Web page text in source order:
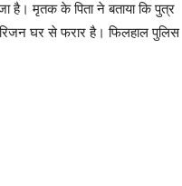
है। मृतक के पिता ने बताया कि पुत्र
घर से फरार है। फिलहाल पुलिस